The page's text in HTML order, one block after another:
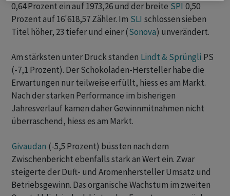
0,64 Prozent ein auf 1973,26 und der breite SPI 0,50
Prozent auf 16'618,57 Zähler. Im SLI schlossen sieben
Titel höher, 23 tiefer und einer (Sonova) unverändert.
Am stärksten unter Druck standen Lindt & Sprüngli PS
(-7,1 Prozent). Der Schokoladen-Hersteller habe die
Erwartungen nur teilweise erfüllt, hiess es am Markt.
Nach der starken Performance im bisherigen
Jahresverlauf kämen daher Gewinnmitnahmen nicht
überraschend, hiess es am Markt.
Givaudan (-5,5 Prozent) büssten nach dem
Zwischenbericht ebenfalls stark an Wert ein. Zwar
steigerte der Duft- und Aromenhersteller Umsatz und
Betriebsgewinn. Das organische Wachstum im zweiten